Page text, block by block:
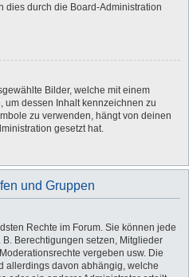
dies durch die Board-Administration
Bilder, welche mit einem
um dessen Inhalt kennzeichnen zu
zu verwenden, hängt von deinen
gesetzt hat.
und Gruppen
Rechte im Forum. Sie können jede
Berechtigungen setzen, Mitglieder
vergeben usw. Die
allerdings davon abhängig, welche